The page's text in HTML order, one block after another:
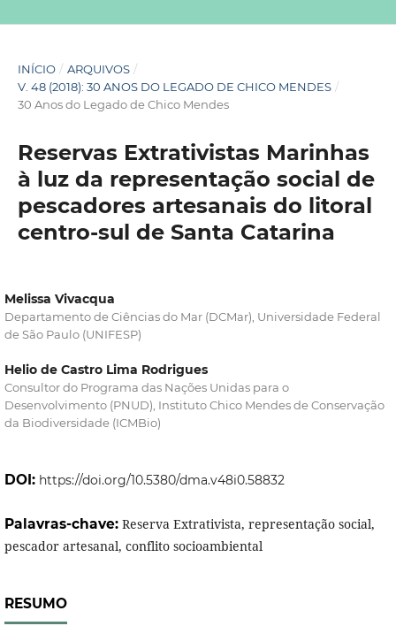
INÍCIO / ARQUIVOS /
V. 48 (2018): 30 ANOS DO LEGADO DE CHICO MENDES /
30 Anos do Legado de Chico Mendes
Reservas Extrativistas Marinhas
à luz da representação social de
pescadores artesanais do litoral
centro-sul de Santa Catarina
Melissa Vivacqua
Departamento de Ciências do Mar (DCMar), Universidade Federal
de São Paulo (UNIFESP)
Helio de Castro Lima Rodrigues
Consultor do Programa das Nações Unidas para o
Desenvolvimento (PNUD), Instituto Chico Mendes de Conservação
da Biodiversidade (ICMBio)
DOI: https://doi.org/10.5380/dma.v48i0.58832
Palavras-chave: Reserva Extrativista, representação social,
pescador artesanal, conflito socioambiental
RESUMO